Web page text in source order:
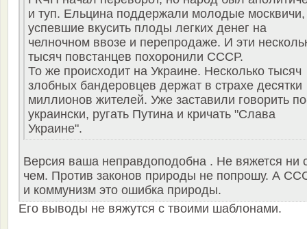
и туп. Ельцина поддержали молодые москвичи,
успевшие вкусить плоды легких денег на
челночном ввозе и перепродаже. И эти
тысяч повстанцев похоронили СССР.
То же происходит на Украине. Несколько тысяч
злобных бандеровцев держат в страхе десятки
миллионов жителей. Уже заставили говорить
украински, ругать Путина и кричать "Слава
Украине".
Версия ваша неправдоподобна . Не вяжется ни
чем. Против законов природы не попрошу. А
и коммунизм это ошибка природы.
Его выводы не вяжутся с твоими шаблонами.